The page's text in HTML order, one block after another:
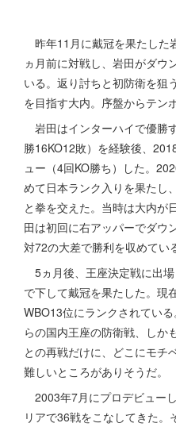
昨年11月に戴冠を果たした
ヵ月前に対戦し、岩田がダウ
いる。返り討ちと初防衛を狙
を目指す大内。序盤からテン
岩田はインターハイで優勝
勝16KO12敗）を経験後、
ュー（4回KO勝ち）した。
めて日本ランク入りを果たし
と拳を交えた。当時は大内が
田は初回に右アッパーでダウ
対72の大差で勝利を収めている
5ヵ月後、王座決定戦に出
で下して戴冠を果たした。現
WBO13位にランクされてい
らの国内王座の防衛戦、しか
との再戦だけに、どこにモチ
難しいところがありそうだ。
2003年7月にプロデビュー
リアで36戦をこなしてきた